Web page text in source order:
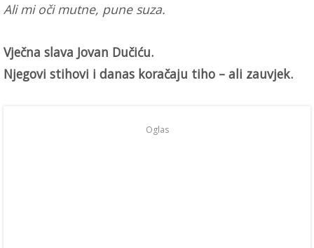
Ali mi oči mutne, pune suza.
Vječna slava Jovan Dučiću.
Njegovi stihovi i danas koračaju tiho – ali zauvjek.
Oglas